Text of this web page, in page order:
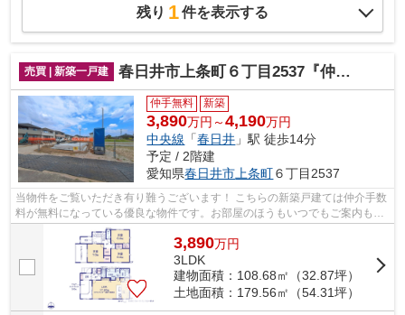
残り 1件を表示する
売買 | 新築一戸建 春日井市上条町６丁目2537『仲介料無料』新築戸建て
仲手無料 新築
3,890万円～4,190万円
中央線 「春日井 」駅 徒歩14分
予定 / 2階建
愛知県春日井市上条町６丁目2537
当物件をご覧いただき有り難うございます！ こちらの新築戸建ては仲介手数
料が無料になっている優良な物件です。お部屋のほうもいつでもご案内もさ
せて頂きますのでお気軽にお問合せ下...
3,890万円
3LDK
建物面積：108.68㎡（32.87坪）
土地面積：179.56㎡（54.31坪）